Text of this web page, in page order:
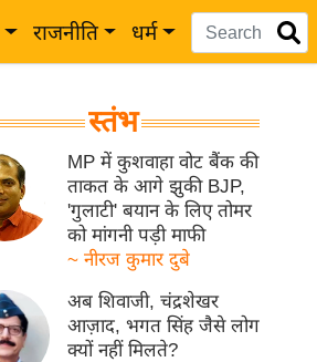
राजनीति धर्म
स्तंभ
MP में कुशवाहा वोट बैंक की
ताकत के आगे झुकी BJP,
'गुलाटी' बयान के लिए तोमर
को मांगनी पड़ी माफी
~ नीरज कुमार दुबे
अब शिवाजी, चंद्रशेखर
आज़ाद, भगत सिंह जैसे लोग
क्यों नहीं मिलते?